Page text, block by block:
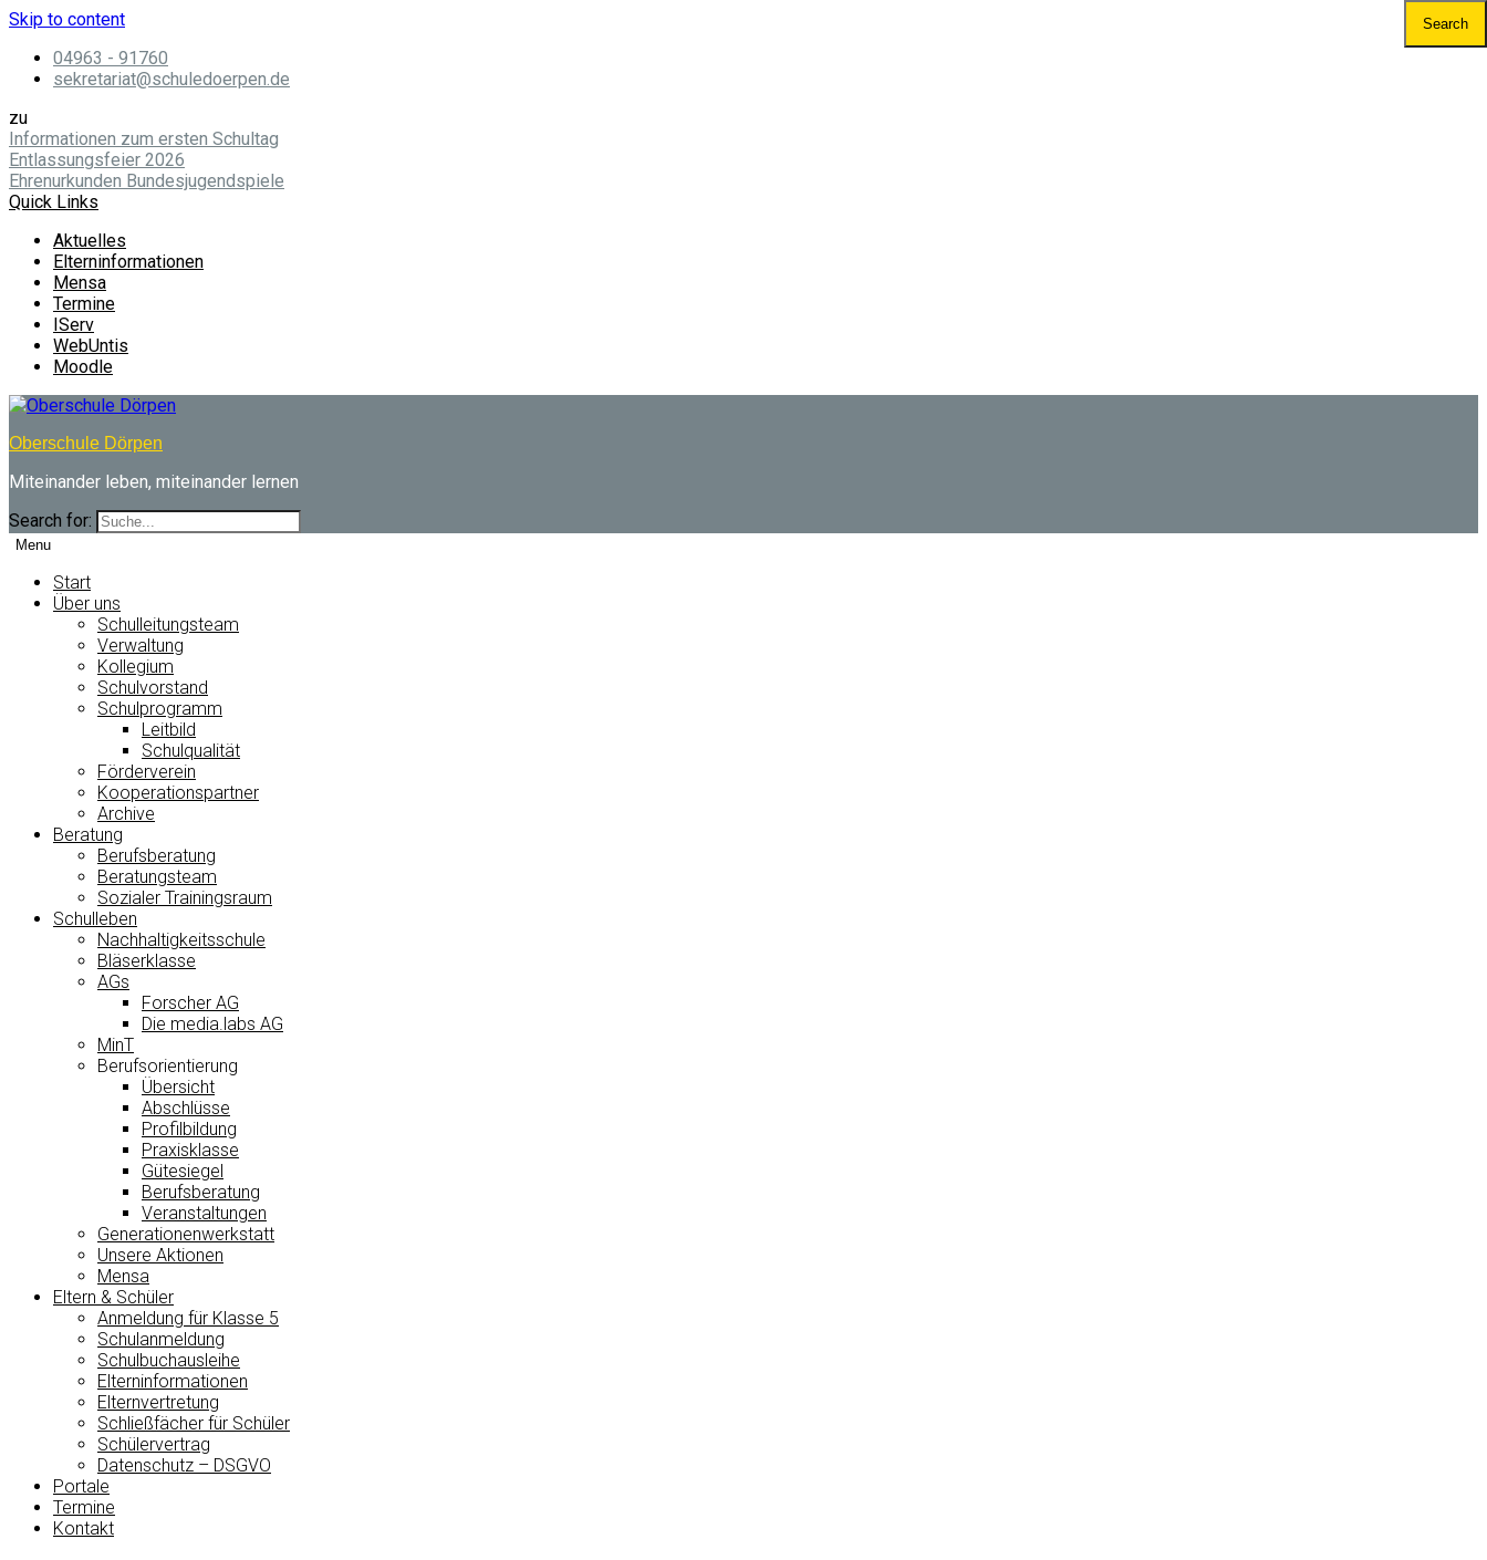
Skip to content
04963 - 91760
sekretariat@schuledoerpen.de
zu
Informationen zum ersten Schultag
Entlassungsfeier 2026
Ehrenurkunden Bundesjugendspiele
Quick Links
Aktuelles
Elterninformationen
Mensa
Termine
IServ
WebUntis
Moodle
Oberschule Dörpen
Miteinander leben, miteinander lernen
Search for:
Menu
Start
Über uns
Schulleitungsteam
Verwaltung
Kollegium
Schulvorstand
Schulprogramm
Leitbild
Schulqualität
Förderverein
Kooperationspartner
Archive
Beratung
Berufsberatung
Beratungsteam
Sozialer Trainingsraum
Schulleben
Nachhaltigkeitsschule
Bläserklasse
AGs
Forscher AG
Die media.labs AG
MinT
Berufsorientierung
Übersicht
Abschlüsse
Profilbildung
Praxisklasse
Gütesiegel
Berufsberatung
Veranstaltungen
Generationenwerkstatt
Unsere Aktionen
Mensa
Eltern & Schüler
Anmeldung für Klasse 5
Schulanmeldung
Schulbuchausleihe
Elterninformationen
Elternvertretung
Schließfächer für Schüler
Schülervertrag
Datenschutz – DSGVO
Portale
Termine
Kontakt